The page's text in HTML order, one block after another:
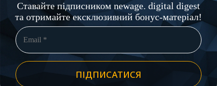
Ставайте підписником newage. digital digest
та отримайте ексклюзивний бонус-матеріал!
ПІДПИСАТИСЯ